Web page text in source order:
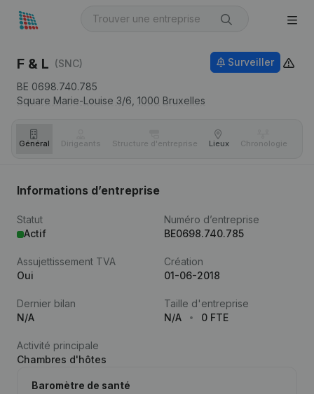
F & L (SNC)
BE 0698.740.785
Square Marie-Louise 3/6, 1000 Bruxelles
Surveiller
Général Dirigeants Structure d'entreprise Lieux Chronologie
Informations d’entreprise
Statut
Actif
Numéro d’entreprise
BE0698.740.785
Assujettissement TVA
Oui
Création
01-06-2018
Dernier bilan
N/A
Taille d'entreprise
N/A
0 FTE
Activité principale
Chambres d'hôtes
Baromètre de santé